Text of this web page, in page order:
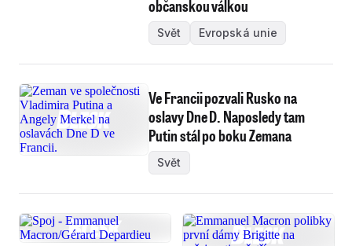
občanskou válkou
Svět Evropská unie
Ve Francii pozvali Rusko na
oslavy Dne D. Naposledy tam
Putin stál po boku Zemana
Svět